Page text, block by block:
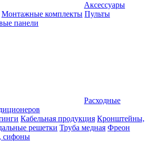
Аксессуары
Монтажные комплекты Пульты
панели
Расходные
Кабельная продукция Кронштейны,
решетки Труба медная Фреон
сифоны